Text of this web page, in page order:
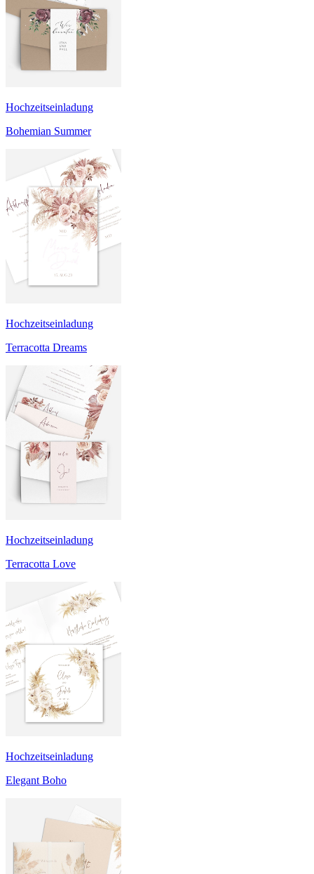
Hochzeitseinladung
Bohemian Summer
Hochzeitseinladung
Terracotta Dreams
Hochzeitseinladung
Terracotta Love
Hochzeitseinladung
Elegant Boho